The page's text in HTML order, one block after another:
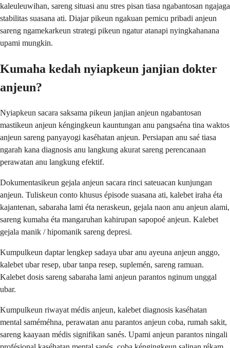
kaleuleuwihan, sareng situasi anu stres pisan tiasa ngabantosan ngajaga
stabilitas suasana ati. Diajar pikeun ngakuan pemicu pribadi anjeun
sareng ngamekarkeun strategi pikeun ngatur atanapi nyingkahanana
upami mungkin.
Kumaha kedah nyiapkeun janjian dokter
anjeun?
Nyiapkeun sacara saksama pikeun janjian anjeun ngabantosan
mastikeun anjeun kéngingkeun kauntungan anu pangsaéna tina waktos
anjeun sareng panyayogi kaséhatan anjeun. Persiapan anu saé tiasa
ngarah kana diagnosis anu langkung akurat sareng perencanaan
perawatan anu langkung efektif.
Dokumentasikeun gejala anjeun sacara rinci sateuacan kunjungan
anjeun. Tuliskeun conto khusus épisode suasana ati, kalebet iraha éta
kajantenan, sabaraha lami éta neraskeun, gejala naon anu anjeun alami,
sareng kumaha éta mangaruhan kahirupan sapopoé anjeun. Kalebet
gejala manik / hipomanik sareng depresi.
Kumpulkeun daptar lengkep sadaya ubar anu ayeuna anjeun anggo,
kalebet ubar resep, ubar tanpa resep, suplemén, sareng ramuan.
Kalebet dosis sareng sabaraha lami anjeun parantos nginum unggal
ubar.
Kumpulkeun riwayat médis anjeun, kalebet diagnosis kaséhatan
mental saméméhna, perawatan anu parantos anjeun coba, rumah sakit,
sareng kaayaan médis signifikan sanés. Upami anjeun parantos ningali